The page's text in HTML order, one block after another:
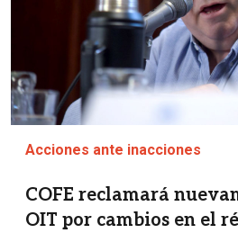
Acciones ante inacciones
COFE reclamará
OIT por cambios en el